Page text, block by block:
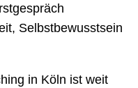
Selbstbewusstsein
in Köln ist weit